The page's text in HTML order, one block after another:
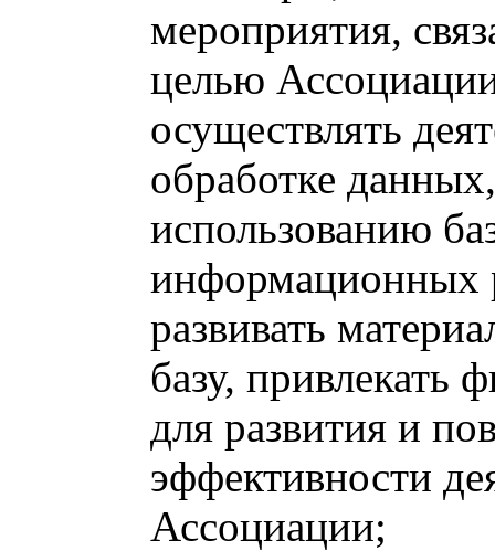
мероприятия,
целью
осуществлять
обработке
использованию
информационных
развивать
базу, привлекать
для развития и
эффективности
Ассоциации;